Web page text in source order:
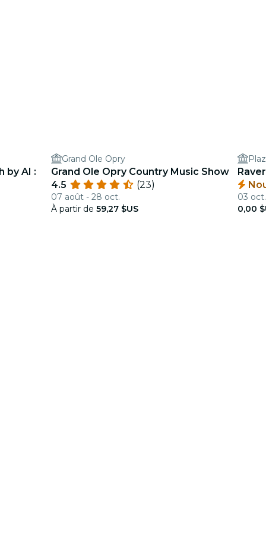
by AI :
Grand Ole Opry
Grand Ole Opry Country Music Show
4.5
(23)
07 août - 28 oct.
À partir de 59,27 $US
03 oct.
0,00